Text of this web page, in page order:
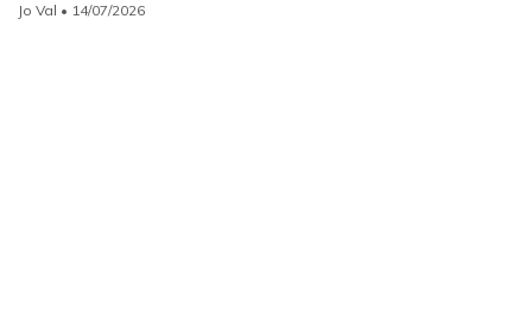
Jo Val • 14/07/2026